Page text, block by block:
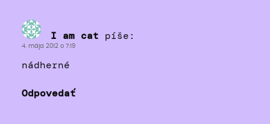
I am cat píše:
4. mája 2012 o 7:19
nádherné
Odpovedať